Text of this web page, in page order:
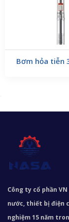
Bơm hỏa tiễn
Công ty cổ phần
nước, thiết bị điện
nghiệm 15 năm